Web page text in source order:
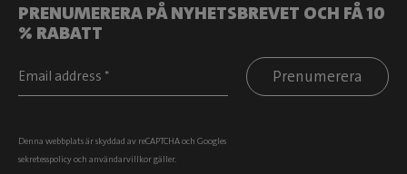
PRENUMERERA PÅ NYHETSBREVET OCH FÅ 10
% RABATT
Prenumerera
Denna webbplats är skyddad av reCAPTCHA och Googles
sekretesspolicyoch användarvillkorgäller.